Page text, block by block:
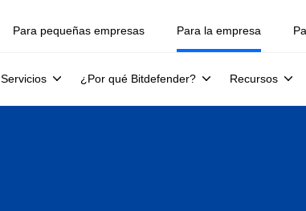
Para pequeñas empresas Para la empresa
Servicios ¿Por qué Bitdefender? Recursos